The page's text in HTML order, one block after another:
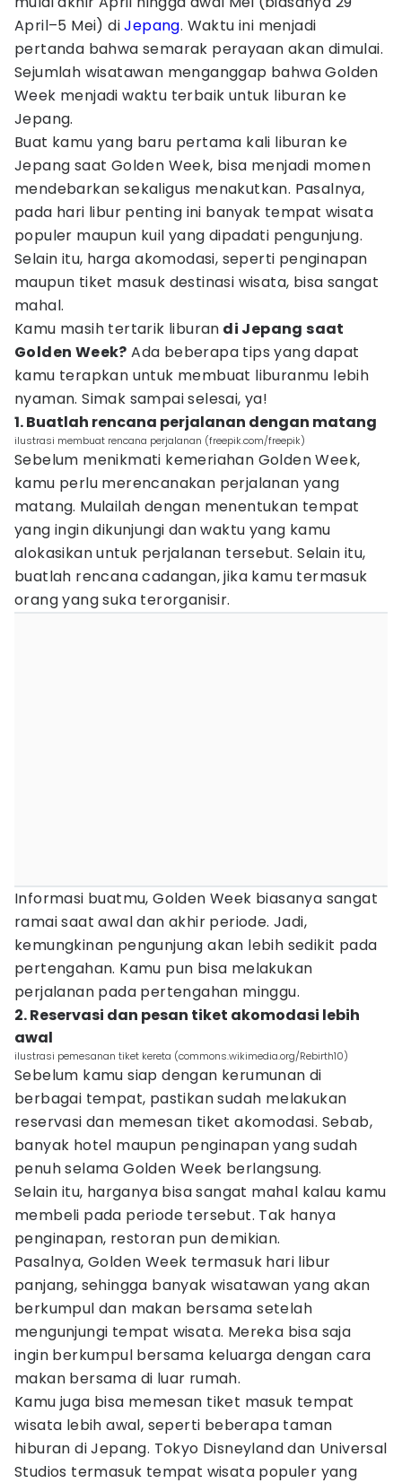
April–5 Mei) diJepang. Waktu ini menjadi
pertanda bahwa semarak perayaan akan dimulai.
Sejumlah wisatawan menganggap bahwa Golden
Week menjadi waktu terbaik untuk liburan ke
Jepang.
Buat kamu yang baru pertama kali liburan ke
Jepang saat Golden Week, bisa menjadi momen
mendebarkan sekaligus menakutkan. Pasalnya,
pada hari libur penting ini banyak tempat wisata
populer maupun kuil yang dipadati pengunjung.
Selain itu, harga akomodasi, seperti penginapan
maupun tiket masuk destinasi wisata, bisa sangat
mahal.
Kamu masih tertarik liburan di Jepang saat
Golden Week? Ada beberapa tips yang dapat
kamu terapkan untuk membuat liburanmu lebih
nyaman. Simak sampai selesai, ya!
1. Buatlah rencana perjalanan dengan matang
ilustrasi membuat rencana perjalanan (freepik.com/freepik)
Sebelum menikmati kemeriahan Golden Week,
kamu perlu merencanakan perjalanan yang
matang. Mulailah dengan menentukan tempat
yang ingin dikunjungi dan waktu yang kamu
alokasikan untuk perjalanan tersebut. Selain itu,
buatlah rencana cadangan, jika kamu termasuk
orang yang suka terorganisir.
Informasi buatmu, Golden Week biasanya sangat
ramai saat awal dan akhir periode. Jadi,
kemungkinan pengunjung akan lebih sedikit pada
pertengahan. Kamu pun bisa melakukan
perjalanan pada pertengahan minggu.
2. Reservasi dan pesan tiket akomodasi lebih
awal
ilustrasi pemesanan tiket kereta (commons.wikimedia.org/Rebirth10)
Sebelum kamu siap dengan kerumunan di
berbagai tempat, pastikan sudah melakukan
reservasi dan memesan tiket akomodasi. Sebab,
banyak hotel maupun penginapan yang sudah
penuh selama Golden Week berlangsung.
Selain itu, harganya bisa sangat mahal kalau kamu
membeli pada periode tersebut. Tak hanya
penginapan, restoran pun demikian.
Pasalnya, Golden Week termasuk hari libur
panjang, sehingga banyak wisatawan yang akan
berkumpul dan makan bersama setelah
mengunjungi tempat wisata. Mereka bisa saja
ingin berkumpul bersama keluarga dengan cara
makan bersama di luar rumah.
Kamu juga bisa memesan tiket masuk tempat
wisata lebih awal, seperti beberapa taman
hiburan di Jepang. Tokyo Disneyland dan Universal
Studios termasuk tempat wisata populer yang